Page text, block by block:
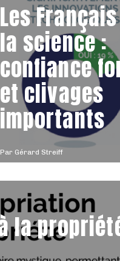
Par Gérard Streiff
Les
la science :
confiance
et clivages
importants
la